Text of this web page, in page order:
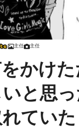
主任 主任
かけ
と思
ていた